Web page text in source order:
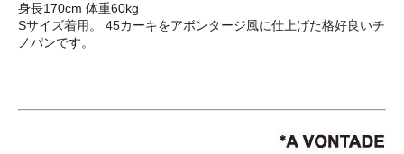
身長170cm 体重60kg
Sサイズ着用。 45カーキをアボンタージ風に仕上げた格好良いチ
ノパンです。